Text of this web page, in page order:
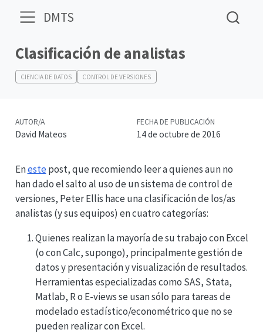
DMTS
Clasificación de analistas
CIENCIA DE DATOS CONTROL DE VERSIONES
AUTOR/A
David Mateos
FECHA DE PUBLICACIÓN
14 de octubre de 2016
Enestepost, que recomiendo leer a quienes aun no
han dado el salto al uso de un sistema de control de
versiones, Peter Ellis hace una clasificación de los/as
analistas (y sus equipos) en cuatro categorías:
Quienes realizan la mayoría de su trabajo con Excel
(o con Calc, supongo), principalmente gestión de
datos y presentación y visualización de resultados.
Herramientas especializadas como SAS, Stata,
Matlab, R o E-views se usan sólo para tareas de
modelado estadístico/econométrico que no se
pueden realizar con Excel.